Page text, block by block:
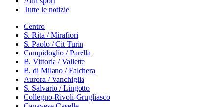
Tutte le notizie
Centro
S. Rita / Mirafiori
S. Paolo / Cit Turin
Campidoglio / Parella
B. Vittoria / Vallette
B. di Milano / Falchera
Aurora / Vanchiglia
S. Salvario / Lingotto
Collegno-Rivoli-Grugliasco